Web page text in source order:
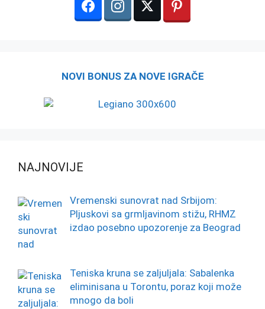
NOVI BONUS ZA NOVE IGRAČE
NAJNOVIJE
Vremenski sunovrat nad Srbijom:
Pljuskovi sa grmljavinom stižu, RHMZ
izdao posebno upozorenje za Beograd
Teniska kruna se zaljuljala: Sabalenka
eliminisana u Torontu, poraz koji može
mnogo da boli